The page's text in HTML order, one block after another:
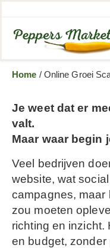
Home / Online Groei
Je weet dat er
valt.
Maar waar begin
Veel bedrijven
website, wat
campagnes, maar
zou moeten
richting en inzicht.
en budget, zonder